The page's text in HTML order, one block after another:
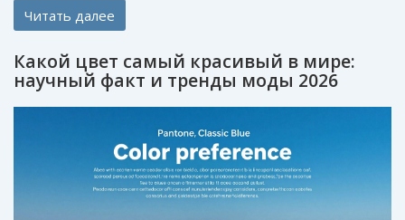
Читать далее
Какой цвет самый красивый в мире:
научный факт и тренды моды 2026